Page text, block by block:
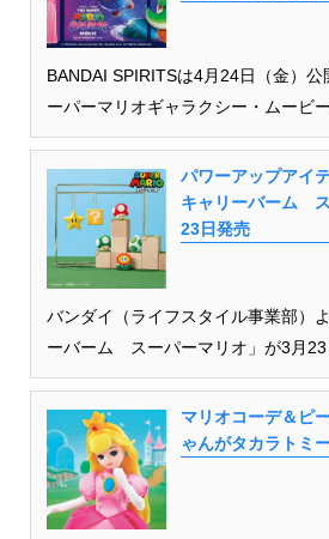
BANDAI SPIRITSは4月24日（金）
ーパーマリオギャラクシー・ムービ
パワーアップアイ
キャリーバーム
23日発売
バンダイ（ライフスタイル事業部）
ーバーム スーパーマリオ」が3月23
マリオコーデ＆ピ
ゃんがタカラトミ